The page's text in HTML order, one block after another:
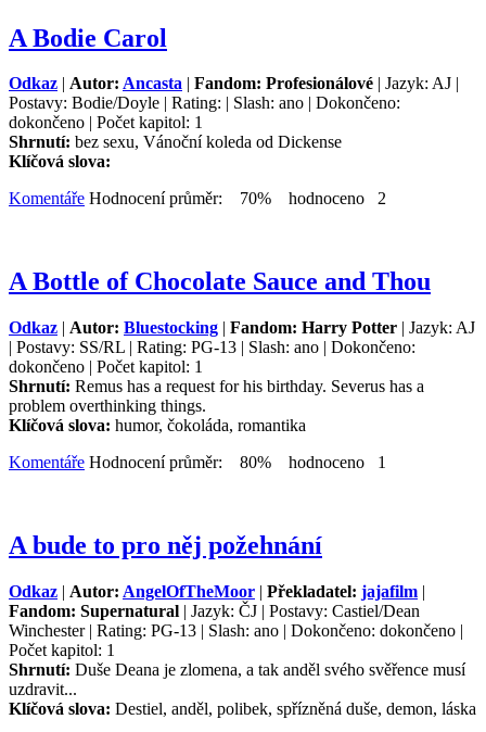
A Bodie Carol
Odkaz | Autor: Ancasta | Fandom: Profesionálové | Jazyk: AJ |
Postavy: Bodie/Doyle | Rating: | Slash: ano | Dokončeno:
dokončeno | Počet kapitol: 1
Shrnutí: bez sexu, Vánoční koleda od Dickense
Klíčová slova:
Komentáře Hodnocení průměr: 70% hodnoceno 2
A Bottle of Chocolate Sauce and Thou
Odkaz | Autor: Bluestocking | Fandom: Harry Potter | Jazyk: AJ
| Postavy: SS/RL | Rating: PG-13 | Slash: ano | Dokončeno:
dokončeno | Počet kapitol: 1
Shrnutí: Remus has a request for his birthday. Severus has a
problem overthinking things.
Klíčová slova: humor, čokoláda, romantika
Komentáře Hodnocení průměr: 80% hodnoceno 1
A bude to pro něj požehnání
Odkaz | Autor: AngelOfTheMoor | Překladatel: jajafilm |
Fandom: Supernatural | Jazyk: ČJ | Postavy: Castiel/Dean
Winchester | Rating: PG-13 | Slash: ano | Dokončeno: dokončeno |
Počet kapitol: 1
Shrnutí: Duše Deana je zlomena, a tak anděl svého svěřence musí
uzdravit...
Klíčová slova: Destiel, anděl, polibek, spřízněná duše, demon, láska